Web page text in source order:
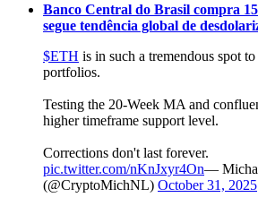
Banco Central do Brasil compra
segue tendência global de
$ETH is in such a tremendous spot
portfolios.
Testing the 20-Week MA and
higher timeframe support level.
Corrections don't last forever.
pic.twitter.com/nKnJxyr4On—
(@CryptoMichNL) October 31, 2025